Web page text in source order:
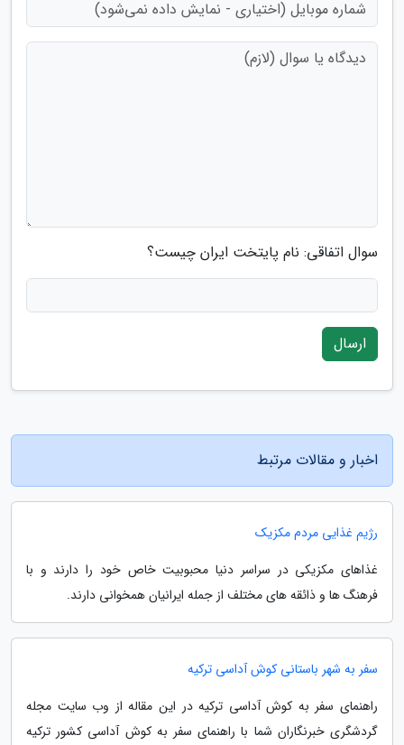
سوال اتفاقی: نام پایتخت ایران چیست؟
ارسال
اخبار و مقالات مرتبط
رژیم غذایی مردم مکزیک
غذاهای مکزیکی در سراسر دنیا محبوبیت خاص خود را دارند و با
فرهنگ ها و ذائقه های مختلف از جمله ایرانیان همخوانی دارند.
سفر به شهر باستانی کوش آداسی ترکیه
راهنمای سفر به کوش آداسی ترکیه در این مقاله از وب سایت مجله
گردشگری خبرنگاران شما با راهنمای سفر به کوش آداسی کشور ترکیه